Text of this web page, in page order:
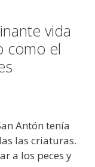
vida
como el
Antón tenía
las criaturas.
a los peces y